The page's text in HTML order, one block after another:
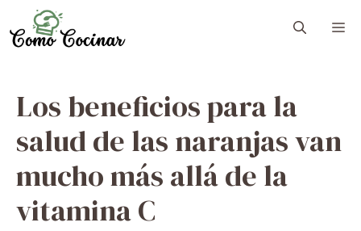
to
content
Los beneficios para la
salud de las naranjas van
mucho más allá de la
vitamina C